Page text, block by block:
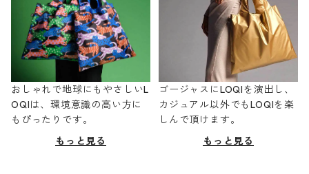
おしゃれで地球にもやさしいL
OQIは、環境意識の高い方に
もぴったりです。
もっと見る
ゴージャスにLOQIを演出し、
カジュアル以外でもLOQIを楽
しんで頂けます。
もっと見る